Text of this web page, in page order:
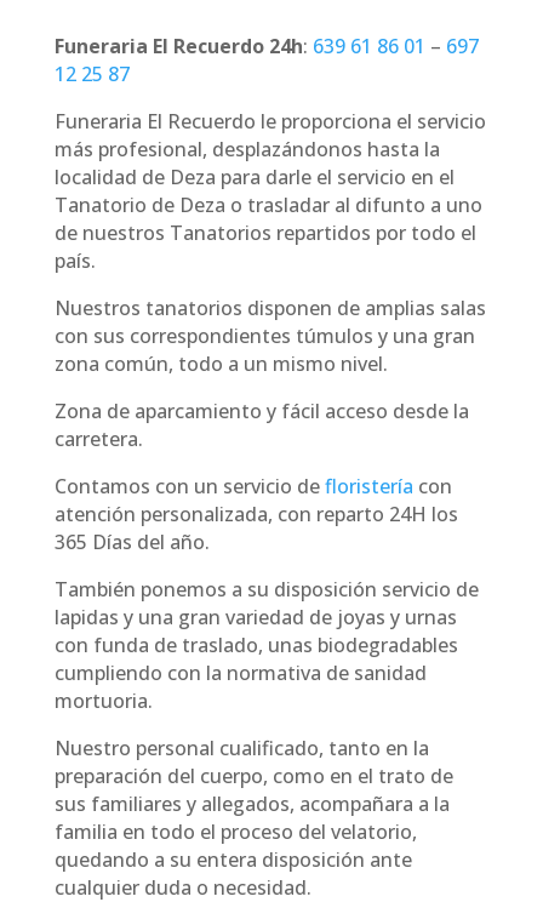
Funeraria El Recuerdo 24h: 639 61 86 01 – 697
12 25 87
Funeraria El Recuerdo le proporciona el servicio
más profesional, desplazándonos hasta la
localidad de Deza para darle el servicio en el
Tanatorio de Deza o trasladar al difunto a uno
de nuestros Tanatorios repartidos por todo el
país.
Nuestros tanatorios disponen de amplias salas
con sus correspondientes túmulos y una gran
zona común, todo a un mismo nivel.
Zona de aparcamiento y fácil acceso desde la
carretera.
Contamos con un servicio defloristería con
atención personalizada, con reparto 24H los
365 Días del año.
También ponemos a su disposición servicio de
lapidas y una gran variedad de joyas y urnas
con funda de traslado, unas biodegradables
cumpliendo con la normativa de sanidad
mortuoria.
Nuestro personal cualificado, tanto en la
preparación del cuerpo, como en el trato de
sus familiares y allegados, acompañara a la
familia en todo el proceso del velatorio,
quedando a su entera disposición ante
cualquier duda o necesidad.